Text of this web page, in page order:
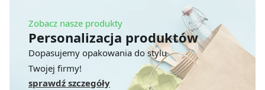
Zobacz nasze produkty
Personalizacja produktów
Dopasujemy opakowania do stylu
Twojej firmy!
sprawdź szczegóły